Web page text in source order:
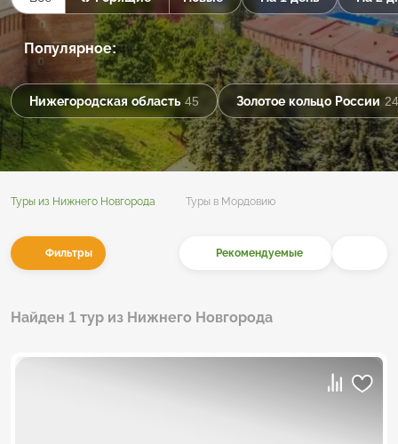
Популярное:
Нижегородская область 45 Золотое кольцо России 24
Туры из Нижнего Новгорода Туры в Мордовию
Фильтры Рекомендуемые
Найден 1 тур из Нижнего Новгорода